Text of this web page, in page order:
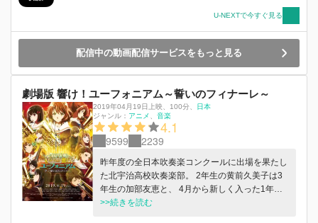
U-NEXTで今すぐ見る
配信中の動画配信サービスをもっと見る
劇場版 響け！ユーフォニアム～誓いのフィナーレ～
2019年04月19日上映 100分
日本
ジャンル： アニメ 音楽
4.1
9599 2239
昨年度の全日本吹奏楽コンクールに出場を果たし
た北宇治高校吹奏楽部。 2年生の黄前久美子は3
年生の加部友恵と、 4月から新しく入った1年生
の指導にあたることになる。 全国大会出場校と
>>続きを読む